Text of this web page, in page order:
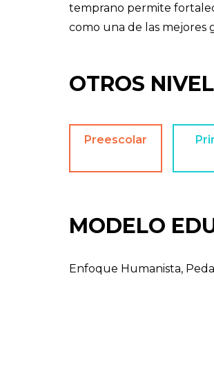
temprano permite
como una de las mejores
OTROS
Preescolar
MODELO
Enfoque Humanista,